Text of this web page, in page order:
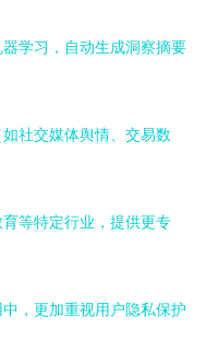
学习，自动生成洞察摘要
社交媒体舆情、交易数
育等特定行业，提供更专
中，更加重视用户隐私保护